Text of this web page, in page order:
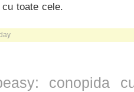
toate cele.
conopida